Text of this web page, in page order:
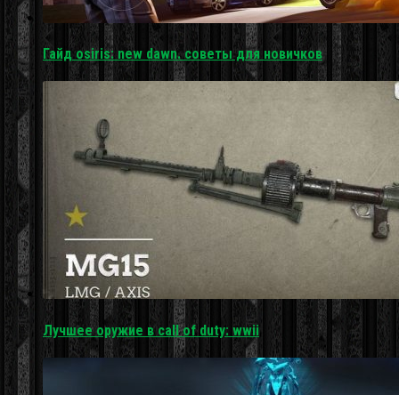
Гайд osiris: new dawn. советы для новичков
Лучшее оружие в call of duty: wwii